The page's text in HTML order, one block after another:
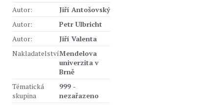
Autor:
Jiří Antošovský
Autor:
Petr Ulbricht
Autor:
Jiří Valenta
NakladatelstvíMendelova
univerzita v
Brně
Tématická
skupina
999 -
nezařazeno